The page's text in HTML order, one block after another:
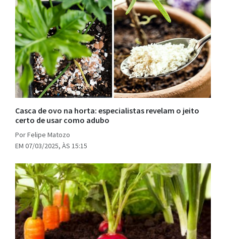
Casca de ovo na horta: especialistas revelam o jeito
certo de usar como adubo
Por Felipe Matozo
EM 07/03/2025, ÀS 15:15